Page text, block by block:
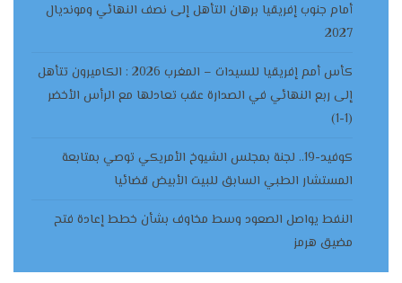
أمام جنوب إفريقيا برهان التأهل إلى نصف النهائي ومونديال
2027
كأس أمم إفريقيا للسيدات – المغرب 2026 : الكاميرون تتأهل
إلى ربع النهائي في الصدارة عقب تعادلها مع الرأس الأخضر
(1-1)
كوفيد-19.. لجنة بمجلس الشيوخ الأمريكي توصي بمتابعة
المستشار الطبي السابق للبيت الأبيض قضائيا
النفط يواصل الصعود وسط مخاوف بشأن خطط إعادة فتح
مضيق هرمز